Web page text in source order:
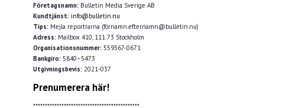
Företagsnamn: Bulletin Media Sverige AB
Kundtjänst: info@bulletin.nu
Tips: Mejla reportrarna (förnamn.efternamn@bulletin.nu)
Adress: Mailbox 410, 111 73 Stockholm
Organisationsnummer: 559367-0671
Bankgiro: 5840–5473
Utgivningsbevis: 2021-037
Prenumerera här!
*********************************************